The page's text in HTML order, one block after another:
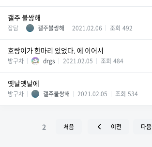
갤주 불쌍해
잡담 갤주불쌍해 2021.02.06 조회 492
호랑이가 한마리 있었다. 에 이어서
방구차 drgs 2021.02.05 조회 484
옛날옛날에
방구차 갤주불쌍해 2021.02.05 조회 534
2 처음 이전 다음